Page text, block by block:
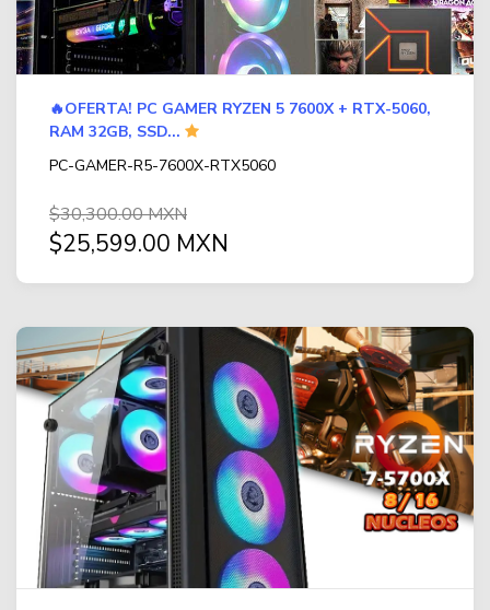
🔥OFERTA! PC GAMER RYZEN 5 7600X + RTX-5060,
RAM 32GB, SSD...
PC-GAMER-R5-7600X-RTX5060
$30,300.00 MXN
$25,599.00 MXN